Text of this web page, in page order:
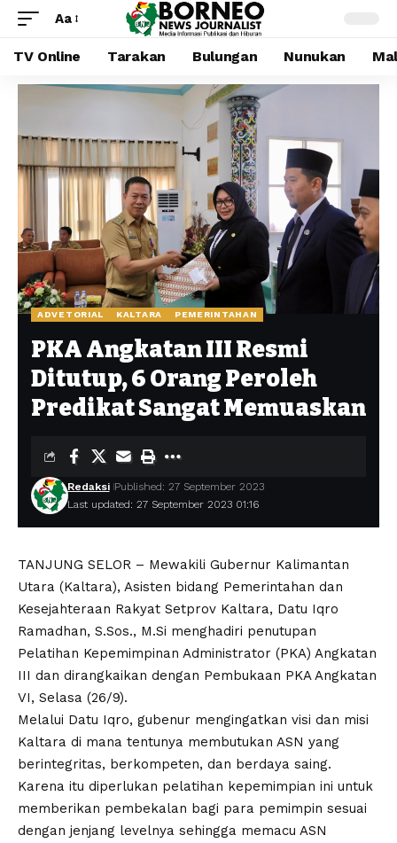
Aa
TV Online Tarakan Bulungan Nunukan
ADVETORIAL KALTARA PEMERINTAHAN
PKA Angkatan III Resmi
Ditutup, 6 Orang Peroleh
Predikat Sangat Memuaskan
Last updated: 27 September 2023 01:16
Redaksi Published: 27 September 2023
TANJUNG SELOR – Mewakili Gubernur Kalimantan
Utara (Kaltara), Asisten bidang Pemerintahan dan
Kesejahteraan Rakyat Setprov Kaltara, Datu Iqro
Ramadhan, S.Sos., M.Si menghadiri penutupan
Pelatihan Kepemimpinan Administrator (PKA) Angkatan
III dan dirangkaikan dengan Pembukaan PKA Angkatan
VI, Selasa (26/9).
Melalui Datu Iqro, gubenur mengingatkan visi dan misi
Kaltara di mana tentunya membutukan ASN yang
berintegritas, berkompeten, dan berdaya saing.
Karena itu diperlukan pelatihan kepemimpian ini untuk
memberikan pembekalan bagi para pemimpin sesuai
dengan jenjang levelnya sehingga memacu ASN